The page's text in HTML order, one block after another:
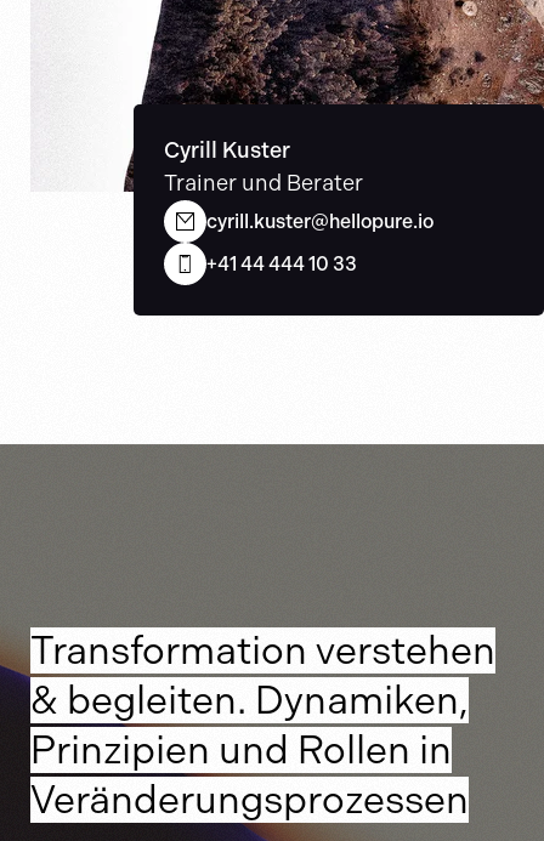
Cyrill Kuster
Trainer und Berater
cyrill.kuster@hellopure.io
+41 44 444 10 33
Transformation verstehen
& begleiten. Dynamiken,
Prinzipien und Rollen in
Veränderungsprozessen